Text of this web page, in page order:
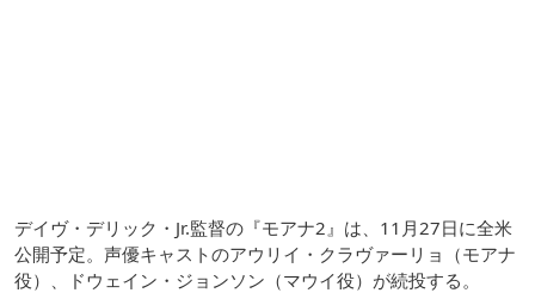
デイヴ・デリック・Jr.監督の『モアナ2』は、11月27日に全米
公開予定。声優キャストのアウリイ・クラヴァーリョ（モアナ
役）、ドウェイン・ジョンソン（マウイ役）が続投する。